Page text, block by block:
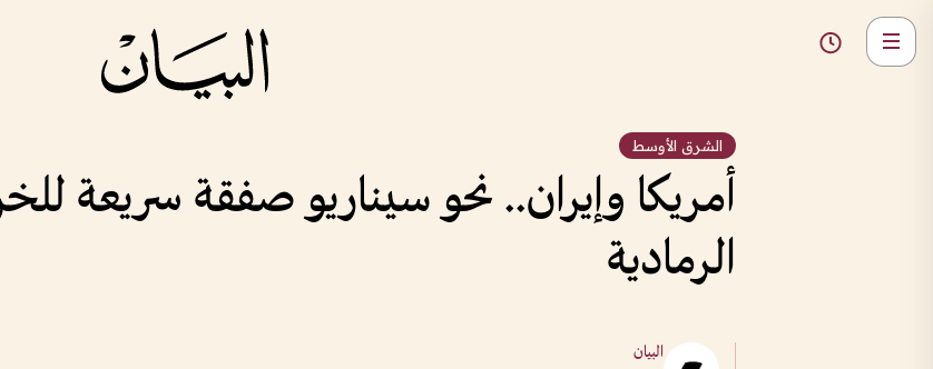
الشرق الأوسط
أمريكا وإيران.. نحو سيناريو صفقة سريعة
الرمادية
البيان